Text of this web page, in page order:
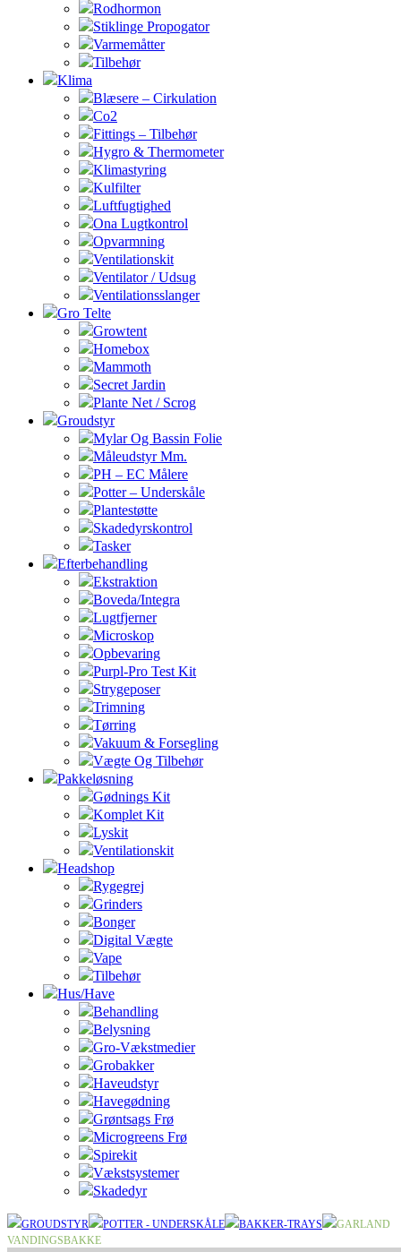
Rodhormon
Stiklinge Propogator
Varmemåtter
Tilbehør
Klima
Blæsere – Cirkulation
Co2
Fittings – Tilbehør
Hygro & Thermometer
Klimastyring
Kulfilter
Luftfugtighed
Ona Lugtkontrol
Opvarmning
Ventilationskit
Ventilator / Udsug
Ventilationsslanger
Gro Telte
Growtent
Homebox
Mammoth
Secret Jardin
Plante Net / Scrog
Groudstyr
Mylar Og Bassin Folie
Måleudstyr Mm.
PH – EC Målere
Potter – Underskåle
Plantestøtte
Skadedyrskontrol
Tasker
Efterbehandling
Ekstraktion
Boveda/Integra
Lugtfjerner
Microskop
Opbevaring
Purpl-Pro Test Kit
Strygeposer
Trimning
Tørring
Vakuum & Forsegling
Vægte Og Tilbehør
Pakkeløsning
Gødnings Kit
Komplet Kit
Lyskit
Ventilationskit
Headshop
Rygegrej
Grinders
Bonger
Digital Vægte
Vape
Tilbehør
Hus/Have
Behandling
Belysning
Gro-Vækstmedier
Grobakker
Haveudstyr
Havegødning
Grøntsags Frø
Microgreens Frø
Spirekit
Vækstsystemer
Skadedyr
GROUDSTYR POTTER - UNDERSKÅLE BAKKER-TRAYS
GARLAND
VANDINGSBAKKE